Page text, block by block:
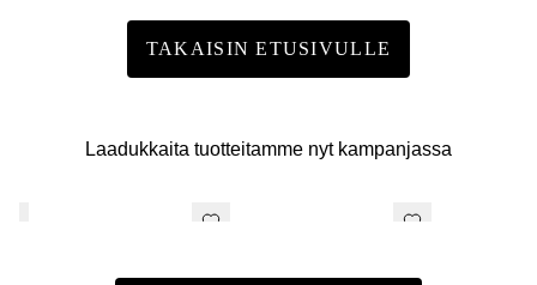
TAKAISIN ETUSIVULLE
Laadukkaita tuotteitamme nyt kampanjassa